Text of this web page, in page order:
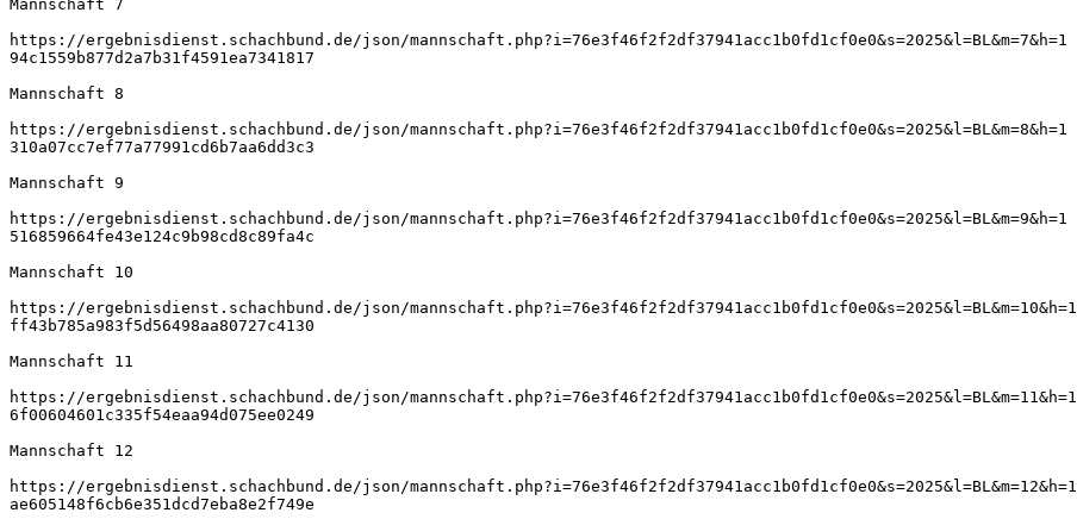
Mannschaft 7
https://ergebnisdienst.schachbund.de/json/mannschaft.php?i=76e3f46f2f2df37941acc1b0fd1cf0e0&s=2025&l=BL&m=7&h=1
94c1559b877d2a7b31f4591ea7341817
Mannschaft 8
https://ergebnisdienst.schachbund.de/json/mannschaft.php?i=76e3f46f2f2df37941acc1b0fd1cf0e0&s=2025&l=BL&m=8&h=1
310a07cc7ef77a77991cd6b7aa6dd3c3
Mannschaft 9
https://ergebnisdienst.schachbund.de/json/mannschaft.php?i=76e3f46f2f2df37941acc1b0fd1cf0e0&s=2025&l=BL&m=9&h=1
516859664fe43e124c9b98cd8c89fa4c
Mannschaft 10
https://ergebnisdienst.schachbund.de/json/mannschaft.php?i=76e3f46f2f2df37941acc1b0fd1cf0e0&s=2025&l=BL&m=10&h=1
ff43b785a983f5d56498aa80727c4130
Mannschaft 11
https://ergebnisdienst.schachbund.de/json/mannschaft.php?i=76e3f46f2f2df37941acc1b0fd1cf0e0&s=2025&l=BL&m=11&h=1
6f00604601c335f54eaa94d075ee0249
Mannschaft 12
https://ergebnisdienst.schachbund.de/json/mannschaft.php?i=76e3f46f2f2df37941acc1b0fd1cf0e0&s=2025&l=BL&m=12&h=1
ae605148f6cb6e351dcd7eba8e2f749e